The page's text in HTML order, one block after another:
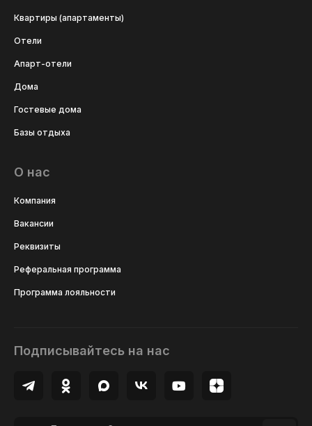
Квартиры (апартаменты)
Отели
Апарт-отели
Дома
Гостевые дома
Базы отдыха
О нас
Компания
Вакансии
Реквизиты
Реферальная программа
Программа лояльности
Подписывайтесь на нас